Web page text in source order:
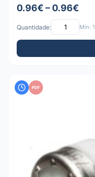
0.96€ – 0.96€
Quantidade: Mín: 1
PDF